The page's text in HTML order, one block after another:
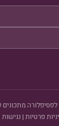
מתכונים ©
פרטיות | נגישות